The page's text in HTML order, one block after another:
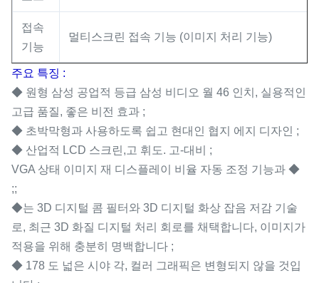
접속
기능
멀티스크린 접속 기능 (이미지 처리 기능)
주요 특징 :
◆ 원형 삼성 공업적 등급 삼성 비디오 월 46 인치, 실용적인
고급 품질, 좋은 비전 효과 ;
◆ 초박막형과 사용하도록 쉽고 현대인 협지 에지 디자인 ;
◆ 산업적 LCD 스크린,고 휘도. 고-대비 ;
VGA 상태 이미지 재 디스플레이 비율 자동 조정 기능과 ◆
;;
◆는 3D 디지털 콤 필터와 3D 디지털 화상 잡음 저감 기술
로, 최근 3D 화질 디지털 처리 회로를 채택합니다, 이미지가
적용을 위해 충분히 명백합니다 ;
◆ 178 도 넓은 시야 각, 컬러 그래픽은 변형되지 않을 것입